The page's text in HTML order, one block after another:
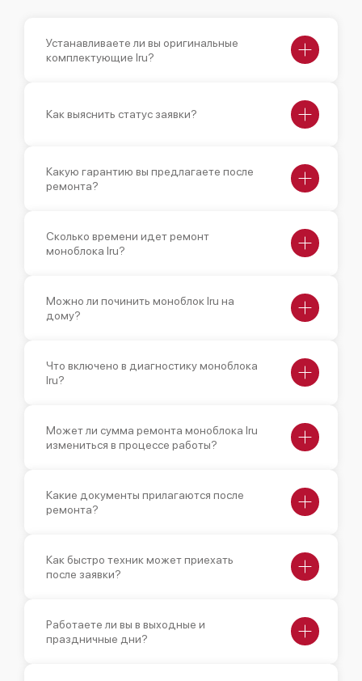
Устанавливаете ли вы оригинальные
комплектующие Iru?
Как выяснить статус заявки?
Какую гарантию вы предлагаете после
ремонта?
Сколько времени идет ремонт
моноблока Iru?
Можно ли починить моноблок Iru на
дому?
Что включено в диагностику моноблока
Iru?
Может ли сумма ремонта моноблока Iru
измениться в процессе работы?
Какие документы прилагаются после
ремонта?
Как быстро техник может приехать
после заявки?
Работаете ли вы в выходные и
праздничные дни?